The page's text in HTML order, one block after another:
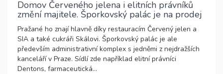
Domov Červeného jelena i elitních právníků
změní majitele. Šporkovský palác je na prodej
Pražané ho znají hlavně díky restauracím Červený jelen a
SIA a také cukráři Skálovi. Šporkovský palác je ale
především administrativní komplex s jedněmi z nejdražších
kanceláří v Praze. Sídlí zde například elitní právníci
Dentons, farmaceutická...